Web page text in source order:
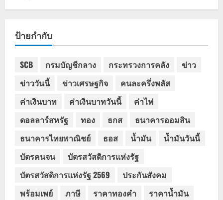
ป้ายกำกับ
SCB กรมบัญชีกลาง กระทรวงการคลัง
ข่าว
ข่าววันนี้
ข่าวเศรษฐกิจ
คนละครึ่งพลัส
ค่าเงินบาท
ค่าเงินบาทวันนี้
ค่าไฟ
ดอลลาร์สหรัฐ
ทอง ธกส
ธนาคารออมสิน
ธนาคารไทยพาณิชย์
ธอส น้ำมัน
น้ำมันวันนี้
บัตรคนจน
บัตรสวัสดิการแห่งรัฐ
บัตรสวัสดิการแห่งรัฐ 2569
ประกันสังคม
พร้อมเพย์
ภาษี ราคาทองคำ
ราคาน้ำมัน